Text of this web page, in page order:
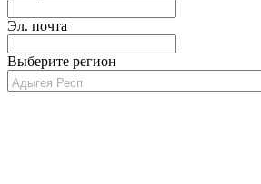
Эл. почта
Выберите регион